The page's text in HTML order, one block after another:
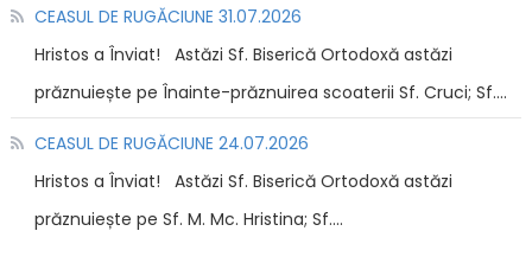
CEASUL DE RUGĂCIUNE 31.07.2026
Hristos a Înviat! Astăzi Sf. Biserică Ortodoxă astăzi
prăznuiește pe Înainte-prăznuirea scoaterii Sf. Cruci; Sf....
CEASUL DE RUGĂCIUNE 24.07.2026
Hristos a Înviat! Astăzi Sf. Biserică Ortodoxă astăzi
prăznuiește pe Sf. M. Mc. Hristina; Sf....